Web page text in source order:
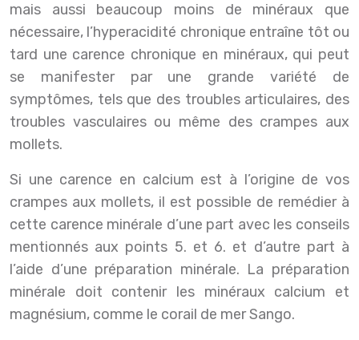
mais aussi beaucoup moins de minéraux que
nécessaire, l’hyperacidité chronique entraîne tôt ou
tard une carence chronique en minéraux, qui peut
se manifester par une grande variété de
symptômes, tels que des troubles articulaires, des
troubles vasculaires ou même des crampes aux
mollets.
Si une carence en calcium est à l’origine de vos
crampes aux mollets, il est possible de remédier à
cette carence minérale d’une part avec les conseils
mentionnés aux points 5. et 6. et d’autre part à
l’aide d’une préparation minérale. La préparation
minérale doit contenir les minéraux calcium et
magnésium, comme le corail de mer Sango.